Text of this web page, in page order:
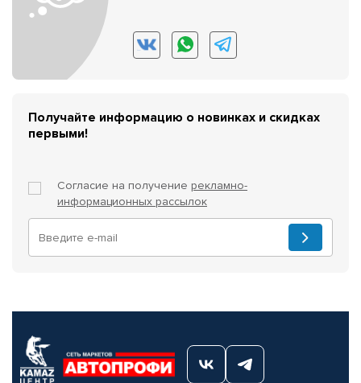
Получайте информацию о новинках и скидках
первыми!
Согласие на получение рекламно-
информационных рассылок